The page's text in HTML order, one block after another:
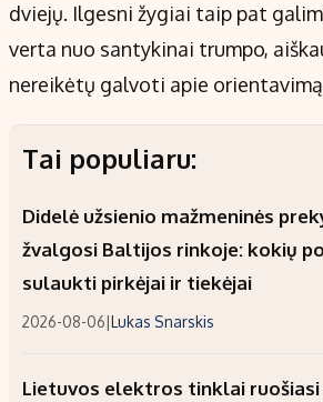
dviejų. Ilgesni žygiai taip pat
verta nuo santykinai trumpo,
nereikėtų galvoti apie
Tai populiaru:
Didelė užsienio mažmeninės
žvalgosi Baltijos rinkoje: kokių
sulaukti pirkėjai ir tiekėjai
2026-08-06|Lukas Snarskis
Lietuvos elektros tinklai ruošiasi